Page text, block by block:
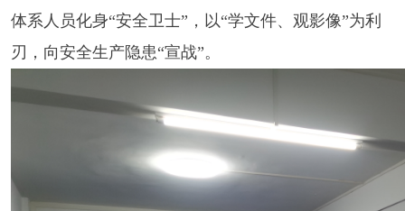
体系人员化身“安全卫士” ，以“学文件、观影像”为利
刃，向安全生产隐患“宣战”。